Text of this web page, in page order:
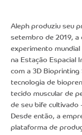
Aleph produziu seu
setembro de 2019, a
experimento
na Estação Espacial
com a 3D
tecnologia de
tecido muscular de
de seu bife cultivado
Desde então, a
plataforma de